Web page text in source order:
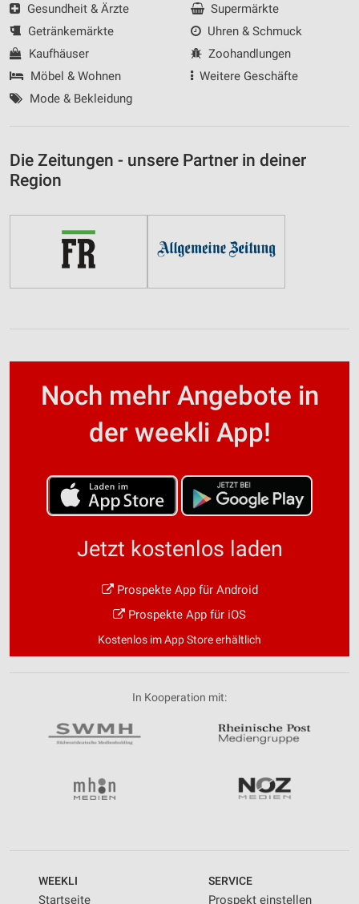
Gesundheit & Ärzte
Getränkemärkte
Kaufhäuser
Möbel & Wohnen
Mode & Bekleidung
Supermärkte
Uhren & Schmuck
Zoohandlungen
Weitere Geschäfte
Die Zeitungen - unsere Partner in deiner
Region
Noch mehr Angebote in
der weekli App!
Jetzt kostenlos laden
Prospekte App für Android
Prospekte App für iOS
Kostenlos im App Store erhältlich
In Kooperation mit:
WEEKLI
Startseite
SERVICE
Prospekt einstellen